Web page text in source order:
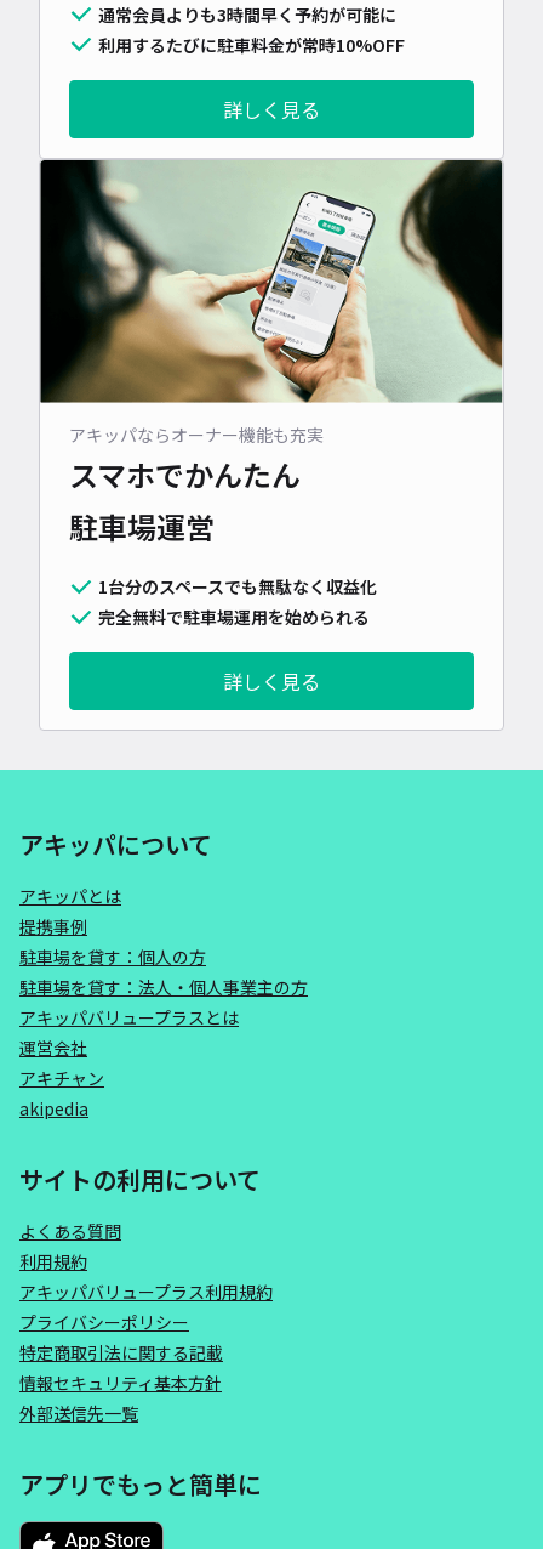
通常会員よりも3時間早く予約が可能に
利用するたびに駐車料金が常時10%OFF
詳しく見る
アキッパならオーナー機能も充実
スマホでかんたん
駐車場運営
1台分のスペースでも無駄なく収益化
完全無料で駐車場運用を始められる
詳しく見る
アキッパについて
アキッパとは
提携事例
駐車場を貸す：個人の方
駐車場を貸す：法人・個人事業主の方
アキッパバリュープラスとは
運営会社
アキチャン
akipedia
サイトの利用について
よくある質問
利用規約
アキッパバリュープラス利用規約
プライバシーポリシー
特定商取引法に関する記載
情報セキュリティ基本方針
外部送信先一覧
アプリでもっと簡単に